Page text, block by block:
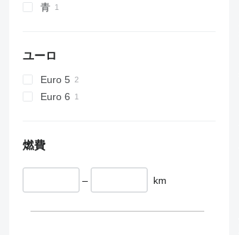
青
ユーロ
Euro 5
Euro 6
燃費
– km